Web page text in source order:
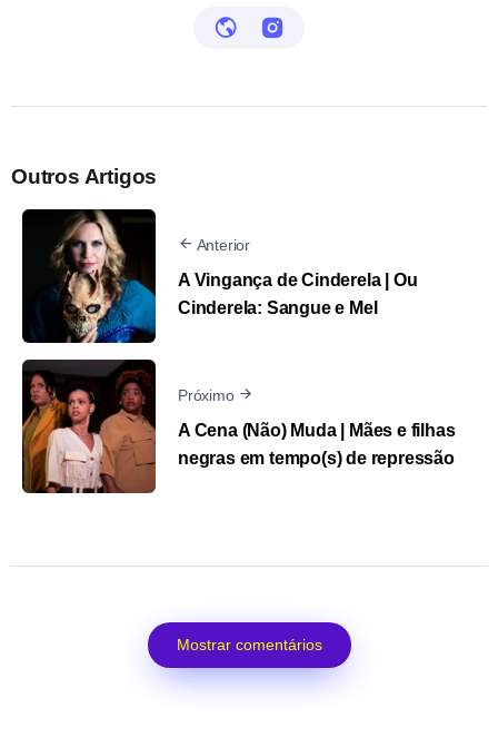
Outros Artigos
Anterior
A Vingança de Cinderela | Ou
Cinderela: Sangue e Mel
Próximo
A Cena (Não) Muda | Mães e filhas
negras em tempo(s) de repressão
Mostrar comentários